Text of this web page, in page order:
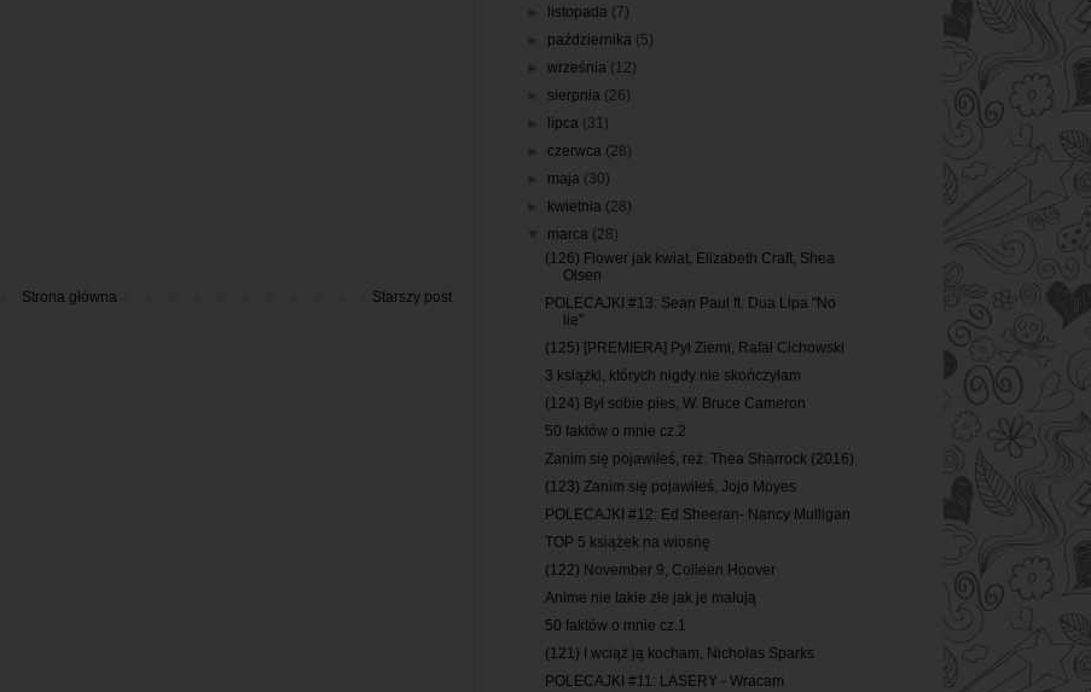
Starszy post
Strona główna
listopada (7)
października (5)
►września (12)
sierpnia (26)
lipca (31)
►czerwca (28)
maja (30)
kwietnia (28)
marca (28)
(126) Flower jak kwiat, Elizabeth Craft, Shea
Olsen
POLECAJKI #13: Sean Paul ft. Dua Lipa "No
lie"
(125) [PREMIERA] Pył Ziemi, Rafał Cichowski
3 książki, których nigdy nie skończyłam
(124) Był sobie pies, W. Bruce Cameron
50 faktów o mnie cz.2
Zanim się pojawiłeś, reż. Thea Sharrock (2016)
(123) Zanim się pojawiłeś, Jojo Moyes
POLECAJKI #12: Ed Sheeran- Nancy Mulligan
TOP 5 książek na wiosnę
(122) November 9, Colleen Hoover
Anime nie takie złe jak je malują
50 faktów o mnie cz.1
(121) I wciąż ją kocham, Nicholas Sparks
POLECAJKI #11: LASERY - Wracam